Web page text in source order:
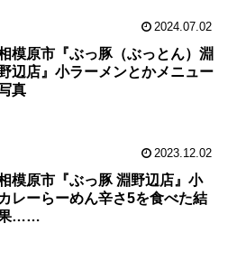
2024.07.02
模原市『ぶっ豚（ぶっとん）淵
辺店』小ラーメンとかメニュー
真
2023.12.02
模原市『ぶっ豚 淵野辺店』小
カレーらーめん辛さ5を食べた結
……